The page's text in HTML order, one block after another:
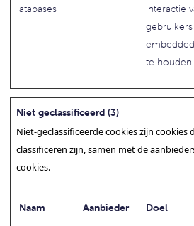
atabases
interactie
te houden.
Niet geclassificeerd (3)
Niet-geclassificeerde cookies zijn cookies
classificeren zijn, samen met de
cookies.
Naam Aanbieder Doel